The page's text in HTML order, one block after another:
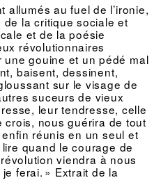
allumés au fuel de l’ironie,
la critique sociale et
et de la poésie
révolutionnaires
gouine et un pédé mal
baisent, dessinent,
sur le visage de
suceurs de vieux
leur tendresse, celle
crois, nous guérira de tout
réunis en un seul et
quand le courage de
viendra à nous
ferai. » Extrait de la